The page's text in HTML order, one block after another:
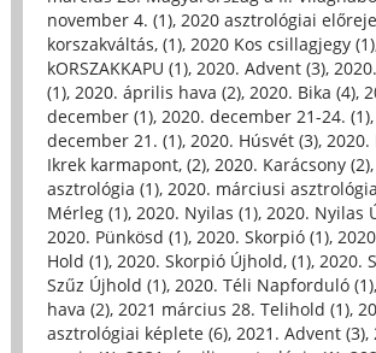
november 4. (1), 2020 asztrológiai
korszakváltás, (1), 2020 Kos csillagjegy (1)
kORSZAKKAPU (1), 2020. Advent (3),
(1), 2020. április hava (2), 2020. Bika (4),
december (1), 2020. december 21-24. (1),
december 21. (1), 2020. Húsvét (3), 2020.
Ikrek karmapont, (2), 2020. Karácsony (2),
asztrológia (1), 2020. márciusi
Mérleg (1), 2020. Nyilas (1), 2020. Nyilas
2020. Pünkösd (1), 2020. Skorpió (1),
Hold (1), 2020. Skorpió Újhold, (1), 2020.
Szűz Újhold (1), 2020. Téli Napforduló (1),
hava (2), 2021 március 28. Telihold (1),
asztrológiai képlete (6), 2021. Advent (3),